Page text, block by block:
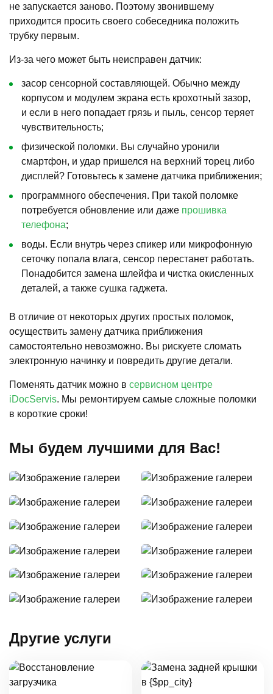
не запускается заново. Поэтому звонившему
приходится просить своего собеседника положить
трубку первым.
Из-за чего может быть неисправен датчик:
засор сенсорной составляющей. Обычно между
корпусом и модулем экрана есть крохотный зазор,
и если в него попадает грязь и пыль, сенсор теряет
чувствительность;
физической поломки. Вы случайно уронили
смартфон, и удар пришелся на верхний торец либо
дисплей? Готовьтесь к замене датчика приближения;
программного обеспечения. При такой поломке
потребуется обновление или даже прошивка
телефона;
воды. Если внутрь через спикер или микрофонную
сеточку попала влага, сенсор перестанет работать.
Понадобится замена шлейфа и чистка окисленных
деталей, а также сушка гаджета.
В отличие от некоторых других простых поломок,
осуществить замену датчика приближения
самостоятельно невозможно. Вы рискуете сломать
электронную начинку и повредить другие детали.
Поменять датчик можно в сервисном центре
iDocServis. Мы ремонтируем самые сложные поломки
в короткие сроки!
Мы будем лучшими для Вас!
Другие услуги